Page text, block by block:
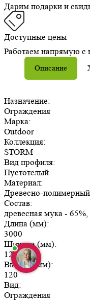
Дарим подарки и
Доступные цены
Работаем напрямую с
Описание
Назначение:
Ограждения
Марка:
Outdoor
Коллекция:
STORM
Вид профиля:
Пустотелый
Материал:
Древесно-
Состав:
древесная мука -
Длина (мм):
3000
Ширина (мм):
120
Высота (мм):
120
Вид:
Ограждения